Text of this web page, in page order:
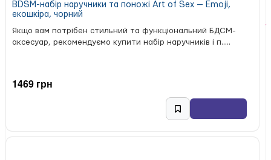
BDSM-набір наручники та поножі Art of Sex — Emoji,
екошкіра, чорний
Якщо вам потрібен стильний та функціональний БДСМ-
аксесуар, рекомендуємо купити набір наручників і п.....
1469 грн